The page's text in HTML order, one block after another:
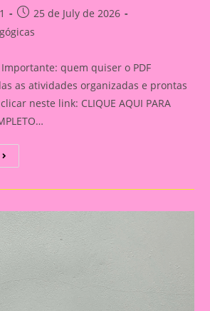
Post
published:
25 de July de 2026
Importante: quem quiser o PDF
as atividades organizadas e prontas
neste link: CLIQUE AQUI PARA
Jogo
Para
Imprimir
Cartas